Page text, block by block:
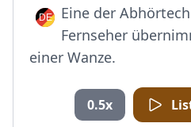
Eine der
Fernseher
einer Wanze.
0.5x